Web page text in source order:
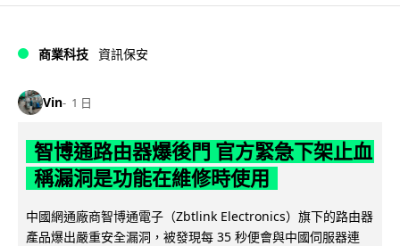
商業科技 資訊保安
Vin 1 日
智博通路由器爆後門 官方緊急下架止血
稱漏洞是功能在維修時使用
中國網通廠商智博通電子（Zbtlink Electronics）旗下的路由器
產品爆出嚴重安全漏洞，被發現每 35 秒便會與中國伺服器連